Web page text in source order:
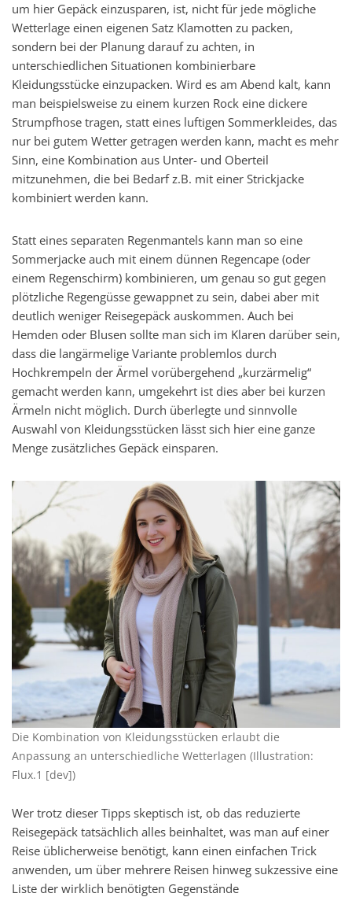
um hier Gepäck einzusparen, ist, nicht für jede mögliche
Wetterlage einen eigenen Satz Klamotten zu packen,
sondern bei der Planung darauf zu achten, in
unterschiedlichen Situationen kombinierbare
Kleidungsstücke einzupacken. Wird es am Abend kalt, kann
man beispielsweise zu einem kurzen Rock eine dickere
Strumpfhose tragen, statt eines luftigen Sommerkleides, das
nur bei gutem Wetter getragen werden kann, macht es mehr
Sinn, eine Kombination aus Unter- und Oberteil
mitzunehmen, die bei Bedarf z.B. mit einer Strickjacke
kombiniert werden kann.
Statt eines separaten Regenmantels kann man so eine
Sommerjacke auch mit einem dünnen Regencape (oder
einem Regenschirm) kombinieren, um genau so gut gegen
plötzliche Regengüsse gewappnet zu sein, dabei aber mit
deutlich weniger Reisegepäck auskommen. Auch bei
Hemden oder Blusen sollte man sich im Klaren darüber sein,
dass die langärmelige Variante problemlos durch
Hochkrempeln der Ärmel vorübergehend „kurzärmelig“
gemacht werden kann, umgekehrt ist dies aber bei kurzen
Ärmeln nicht möglich. Durch überlegte und sinnvolle
Auswahl von Kleidungsstücken lässt sich hier eine ganze
Menge zusätzliches Gepäck einsparen.
Die Kombination von Kleidungsstücken erlaubt die
Anpassung an unterschiedliche Wetterlagen (Illustration:
Flux.1 [dev])
Wer trotz dieser Tipps skeptisch ist, ob das reduzierte
Reisegepäck tatsächlich alles beinhaltet, was man auf einer
Reise üblicherweise benötigt, kann einen einfachen Trick
anwenden, um über mehrere Reisen hinweg sukzessive eine
Liste der wirklich benötigten Gegenstände